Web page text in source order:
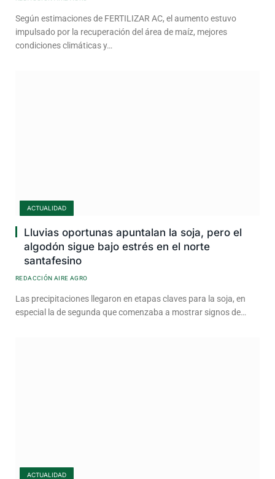
Según estimaciones de FERTILIZAR AC, el aumento estuvo
impulsado por la recuperación del área de maíz, mejores
condiciones climáticas y…
ACTUALIDAD
Lluvias oportunas apuntalan la soja, pero el
algodón sigue bajo estrés en el norte
santafesino
REDACCIÓN AIRE AGRO
Las precipitaciones llegaron en etapas claves para la soja, en
especial la de segunda que comenzaba a mostrar signos de…
ACTUALIDAD